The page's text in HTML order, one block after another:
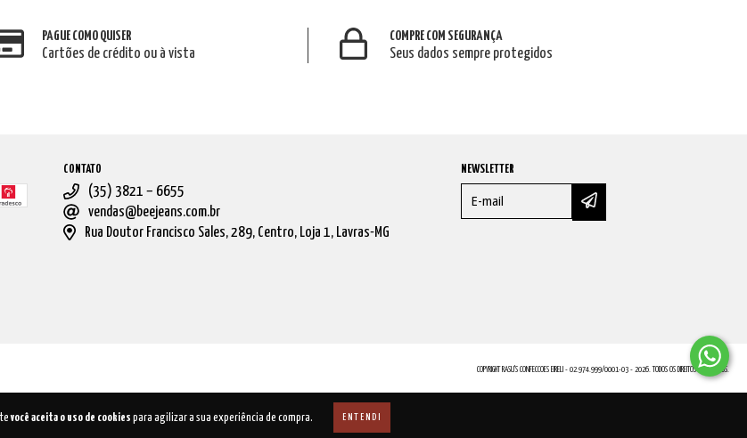
você aceita o uso de cookies para agilizar a sua experiência de compra. ENTENDI
PAGUE COMO QUISER
Cartões de crédito ou à vista
COMPRE COM SEGURANÇA
Seus dados sempre protegidos
CONTATO
(35) 3821 – 6655
vendas@beejeans.com.br
Rua Doutor Francisco Sales, 289, Centro, Loja 1, Lavras-MG
NEWSLETTER
COPYRIGHT RASU'S CONFECCOES EIRELI - 02.974.999/0001-03 - 2026. TODOS OS DIREITOS RESERVADOS.